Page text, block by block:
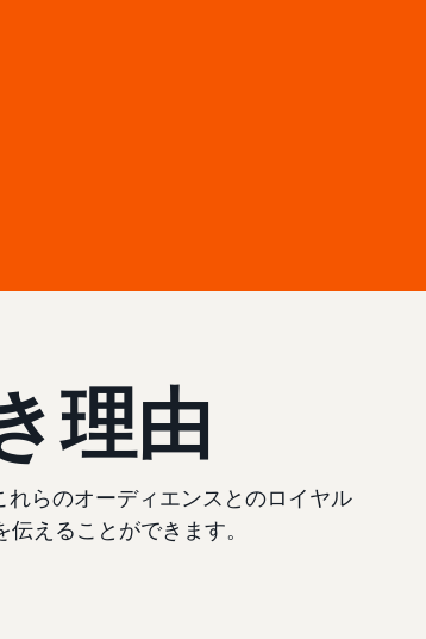
理由
らのオーディエンスとのロイヤル
えることができます。